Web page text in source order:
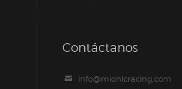
Contáctanos
info@mionicracing.com